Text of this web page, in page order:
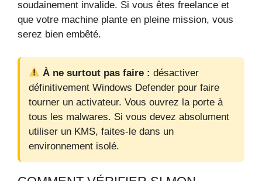
soudainement invalide. Si vous êtes freelance et
que votre machine plante en pleine mission, vous
serez bien embêté.
À ne surtout pas faire : désactiver
définitivement Windows Defender pour faire
tourner un activateur. Vous ouvrez la porte à
tous les malwares. Si vous devez absolument
utiliser un KMS, faites-le dans un
environnement isolé.